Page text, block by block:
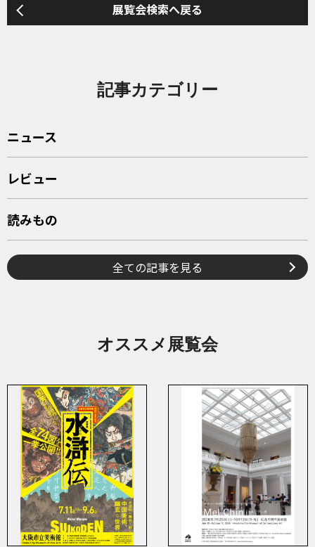
展覧会検索へ戻る
記事カテゴリー
ニュース
レビュー
読みもの
全ての記事を見る
オススメ展覧会